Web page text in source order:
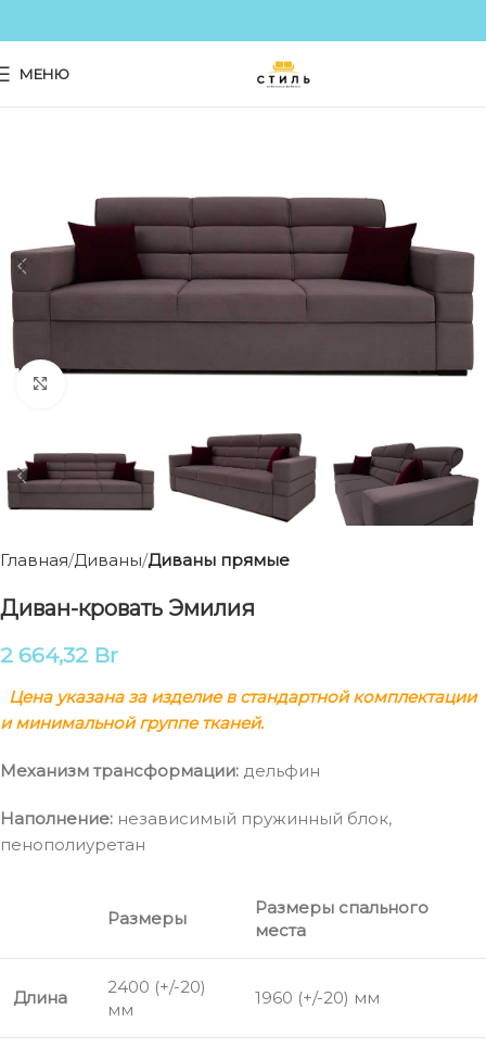
МЕНЮ
Главная Диваны Диваны прямые
Диван-кровать Эмилия
2 664,32 Br
Цена указана за изделие в стандартной комплектации
и минимальной группе тканей.
Механизм трансформации: дельфин
Наполнение: независимый пружинный блок,
пенополиуретан
Размеры
Размеры спального
места
Длина
2400 (+/-20)
мм
1960 (+/-20) мм